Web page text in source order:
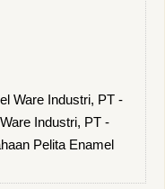
Ware Industri, PT -
Industri, PT -
Pelita Enamel